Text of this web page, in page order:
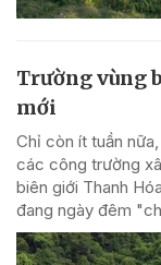
Trường vùng
mới
Chỉ còn ít tuần
các công trường
biên giới Thanh
đang ngày đêm